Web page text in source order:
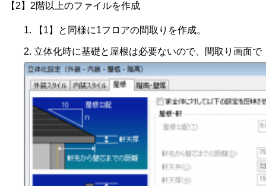
【2】2階以上のファイルを作成
【1】と同様に1フロアの間取りを作成。
立体化時に基礎と屋根は必要ないので、間取り画面で